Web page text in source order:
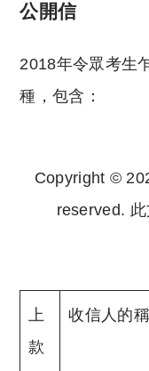
公開信
2018年令眾考生
種，包含：
Copyright ©
reserved. 此
上
款
收信人的